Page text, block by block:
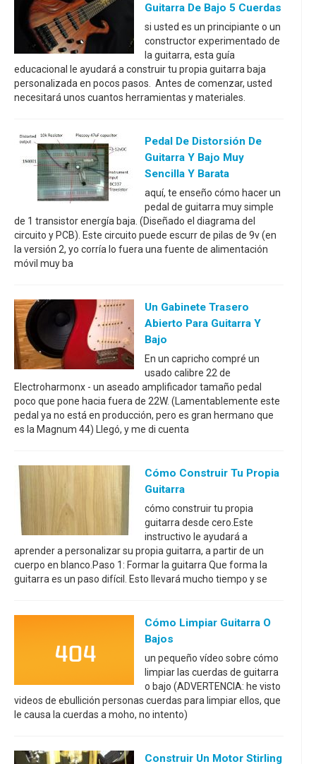
Guitarra De Bajo 5 Cuerdas
si usted es un principiante o un
constructor experimentado de
la guitarra, esta guía
educacional le ayudará a construir tu propia guitarra baja
personalizada en pocos pasos. Antes de comenzar, usted
necesitará unos cuantos herramientas y materiales.
Pedal De Distorsión De
Guitarra Y Bajo Muy
Sencilla Y Barata
aquí, te enseño cómo hacer un
pedal de guitarra muy simple
de 1 transistor energía baja. (Diseñado el diagrama del
circuito y PCB). Este circuito puede escurr de pilas de 9v (en
la versión 2, yo corría lo fuera una fuente de alimentación
móvil muy ba
Un Gabinete Trasero
Abierto Para Guitarra Y
Bajo
En un capricho compré un
usado calibre 22 de
Electroharmonx - un aseado amplificador tamaño pedal
poco que pone hacia fuera de 22W. (Lamentablemente este
pedal ya no está en producción, pero es gran hermano que
es la Magnum 44) Llegó, y me di cuenta
Cómo Construir Tu Propia
Guitarra
cómo construir tu propia
guitarra desde cero.Este
instructivo le ayudará a
aprender a personalizar su propia guitarra, a partir de un
cuerpo en blanco.Paso 1: Formar la guitarra Que forma la
guitarra es un paso difícil. Esto llevará mucho tiempo y se
Cómo Limpiar Guitarra O
Bajos
un pequeño vídeo sobre cómo
limpiar las cuerdas de guitarra
o bajo (ADVERTENCIA: he visto
videos de ebullición personas cuerdas para limpiar ellos, que
le causa la cuerdas a moho, no intento)
Construir Un Motor Stirling